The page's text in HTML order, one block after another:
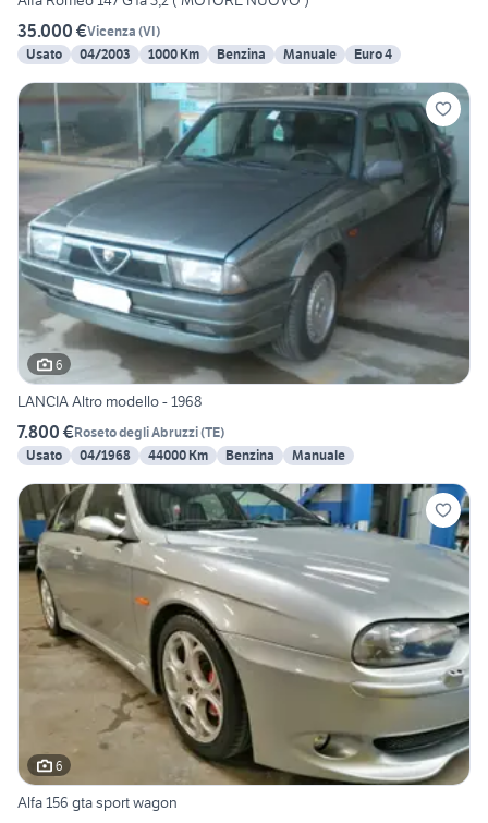
35.000 €Vicenza (VI)
Usato
04/2003 1000 Km Benzina Manuale Euro 4
6
LANCIA Altro modello - 1968
7.800 €Roseto degli Abruzzi(TE)
Usato
04/1968 44000 Km Benzina Manuale
6
Alfa 156 gta sport wagon